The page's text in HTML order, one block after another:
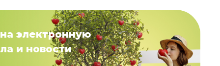
электронную
и новости